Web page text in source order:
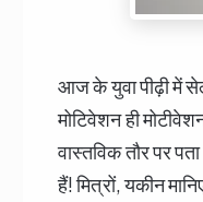
आज के युवा पीढ़ी में
मोटिवेशन ही
वास्तविक तौर पर
हैं! मित्रों, यकीन